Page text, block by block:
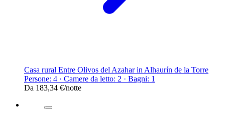
Casa rural Entre Olivos del Azahar in Alhaurín de la Torre
Persone: 4 · Camere da letto: 2 · Bagni: 1
Da 183,34 €/notte